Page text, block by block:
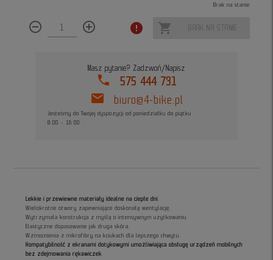
Brak na stanie
remove_circle_outline add_circle_outline error shopping_cart BRAK NA STANIE
Masz pytanie? Zadzwoń/Napisz
phone 575 444 731
mail biuro@4-bike.pl
Jesteśmy do Twojej dyspozycji od poniedziałku do piątku
8:00 - 16:00
Lekkie i przewiewne materiały idealne na ciepłe dni
Wielokrotne otwory zapewniające doskonałą wentylację.
Wytrzymała konstrukcja z myślą o intensywnym użytkowaniu.
Elastyczne dopasowanie jak druga skóra.
Wzmocnienia z mikrofibry na kciukach dla lepszego chwytu.
Kompatybilność z ekranami dotykowymi umożliwiająca obsługę urządzeń mobilnych
bez zdejmowania rękawiczek